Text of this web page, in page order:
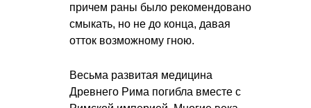
причем раны было рекомендовано
смыкать, но не до конца, давая
отток возможному гною.
Весьма развитая медицина
Древнего Рима погибла вместе с